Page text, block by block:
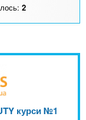
2
курси №1